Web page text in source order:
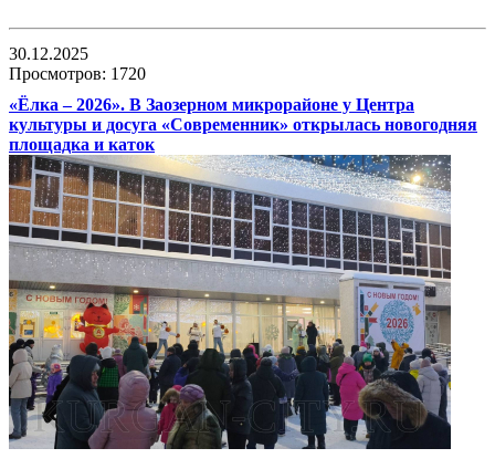
30.12.2025
Просмотров: 1720
«Ёлка – 2026». В Заозерном микрорайоне у Центра
культуры и досуга «Современник» открылась новогодняя
площадка и каток